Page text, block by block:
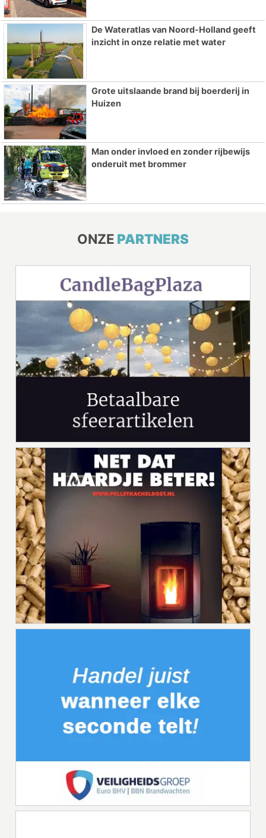
De Wateratlas van Noord-Holland geeft
inzicht in onze relatie met water
Grote uitslaande brand bij boerderij in
Huizen
Man onder invloed en zonder rijbewijs
onderuit met brommer
ONZE PARTNERS